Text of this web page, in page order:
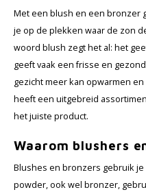
Met een blush en een bronzer
je op de plekken waar de zon
woord blush zegt het al: het
geeft vaak een frisse en
gezicht meer kan opwarmen
heeft een uitgebreid
het juiste product.
Waarom blushers
Blushes en bronzers gebruik
powder, ook wel bronzer,